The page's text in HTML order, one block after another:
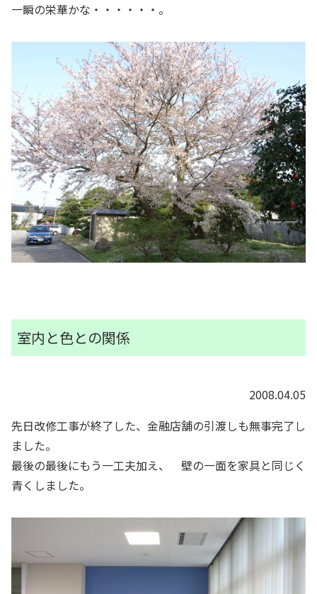
一瞬の栄華かな・・・・・・。
室内と色との関係
2008.04.05
先日改修工事が終了した、金融店舗の引渡しも無事完了し
ました。
最後の最後にもう一工夫加え、 壁の一面を家具と同じく
青くしました。